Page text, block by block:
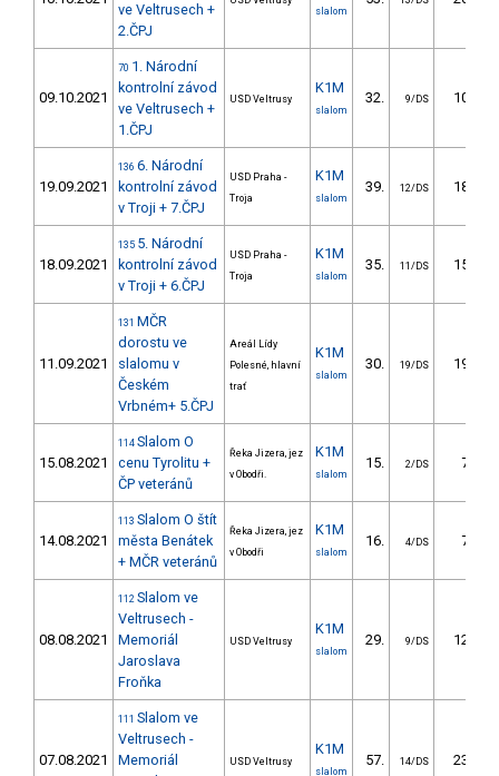
ve Veltrusech +
2.ČPJ
slalom
09.10.2021
70 1. Národní
kontrolní závod
ve Veltrusech +
1.ČPJ
USD Veltrusy
K1M
slalom
32. 9/DS 10.70
19.09.2021
136 6. Národní
kontrolní závod
v Troji + 7.ČPJ
USD Praha -
Troja
K1M
slalom
39. 12/DS 18.98
18.09.2021
135 5. Národní
kontrolní závod
v Troji + 6.ČPJ
USD Praha -
Troja
K1M
slalom
35. 11/DS 15.02
11.09.2021
131 MČR
dorostu ve
slalomu v
Českém
Vrbném+ 5.ČPJ
Areál Lídy
Polesné, hlavní
trať
K1M
slalom
30. 19/DS 19.29
15.08.2021
114 Slalom O
cenu Tyrolitu +
ČP veteránů
Řeka Jizera, jez
v Obodři.
K1M
slalom
15. 2/DS 7.08
14.08.2021
113 Slalom O štít
města Benátek
+ MČR veteránů
Řeka Jizera, jez
v Obodři
K1M
slalom
16. 4/DS 7.28
08.08.2021
112 Slalom ve
Veltrusech -
Memoriál
Jaroslava
Froňka
USD Veltrusy
K1M
slalom
29. 9/DS 12.77
07.08.2021
111 Slalom ve
Veltrusech -
Memoriál
USD Veltrusy
K1M
slalom
57. 14/DS 23.36